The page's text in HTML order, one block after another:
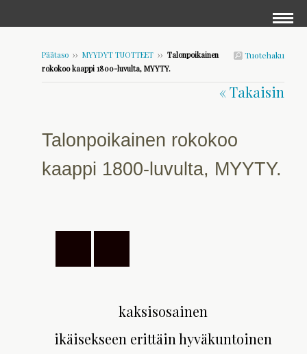
Tuotehaku
Päätaso ›› MYYDYT TUOTTEET ›› Talonpoikainen
rokokoo kaappi 1800-luvulta, MYYTY.
« Takaisin
Talonpoikainen rokokoo
kaappi 1800-luvulta, MYYTY.
kaksisosainen
ikäisekseen erittäin hyväkuntoinen